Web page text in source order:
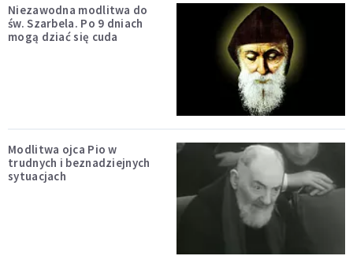
Niezawodna modlitwa do
św. Szarbela. Po 9 dniach
mogą dziać się cuda
Modlitwa ojca Pio w
trudnych i beznadziejnych
sytuacjach